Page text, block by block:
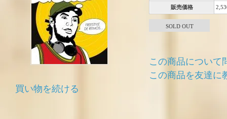
販売価格
SOLD OUT
この商品について
この商品を友達に
買い物を続ける